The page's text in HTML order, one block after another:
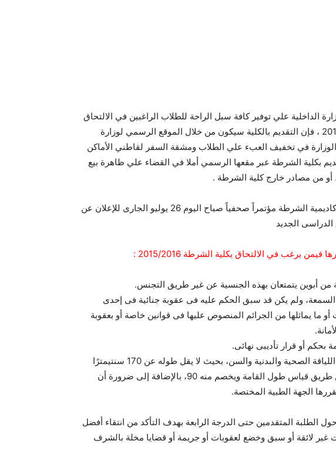
الداخلية علي توفير كافة سبل الراحة للطلاب الراغبين في الالتحاق
بكلية الشرطة خلال العام الدراسي 2015/2016 ، فإن التقديم بالكلية سيكون من خلال الموقع الرسمي لوزارة
في تخفيف العبء علي الطلاب ومشقة السفر لقاطني الأماكن
بكلية الشرطة عبر مقعها الرسمي أملا في القضاء علي ظاهرة بيع
أو من مصادر خارج كلية الشرطة .
وقد عقد السيد اللواء مساعد الوزير رئيس أكاديمية الشرطة مؤتمراً صحفياً صباح اليوم 26 يوليو الجارى للإعلان عن
الجديد
يرغب في الالتحاق بكلية الشرطة 2015/2016 :
ولم يكن قد سبق الحكم عليه فى عقوبة جنائية فى إحدى
ما يماثلها من الجرائم المنصوص عليها فى قوانين خاصة أو بعقوبة
4- يجب أن يكون الطالب مستوفيًا شروط اللياقة الصحية والبدنية والسن، بحيث لا يقل طوله عن 170 سنتيمترًا
ويتمتع بتناسق القوام، والذى يتم حسابه عن طريق قياس طول القامة ويخصم منه 90، بالإضافة إلى ضرورة أن
الجهة الطبية المختصة.
الطلبة المتقدمين حتى الدرجة الرابعة بهدف التأكد من انتقاء أفضل
لائقة أو سبق وخضع لعقوبات أو جريمة أو قضايا مخلة بالشرف